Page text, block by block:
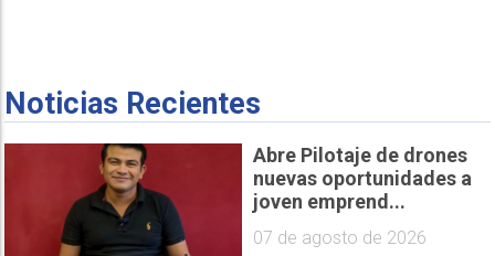
Noticias Recientes
Abre Pilotaje de drones
nuevas oportunidades a
joven emprend...
07 de agosto de 2026